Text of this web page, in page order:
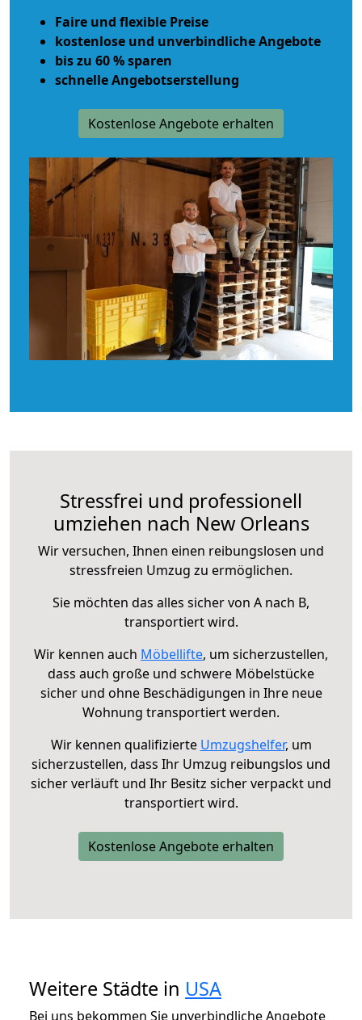
Faire und flexible Preise
kostenlose und unverbindliche Angebote
bis zu 60 % sparen
schnelle Angebotserstellung
Kostenlose Angebote erhalten
Stressfrei und professionell
umziehen nach New Orleans
Wir versuchen, Ihnen einen reibungslosen und
stressfreien Umzug zu ermöglichen.
Sie möchten das alles sicher von A nach B,
transportiert wird.
Wir kennen auch Möbellifte, um sicherzustellen,
dass auch große und schwere Möbelstücke
sicher und ohne Beschädigungen in Ihre neue
Wohnung transportiert werden.
Wir kennen qualifizierte Umzugshelfer, um
sicherzustellen, dass Ihr Umzug reibungslos und
sicher verläuft und Ihr Besitz sicher verpackt und
transportiert wird.
Kostenlose Angebote erhalten
Weitere Städte in USA
Bei uns bekommen Sie unverbindliche Angebote